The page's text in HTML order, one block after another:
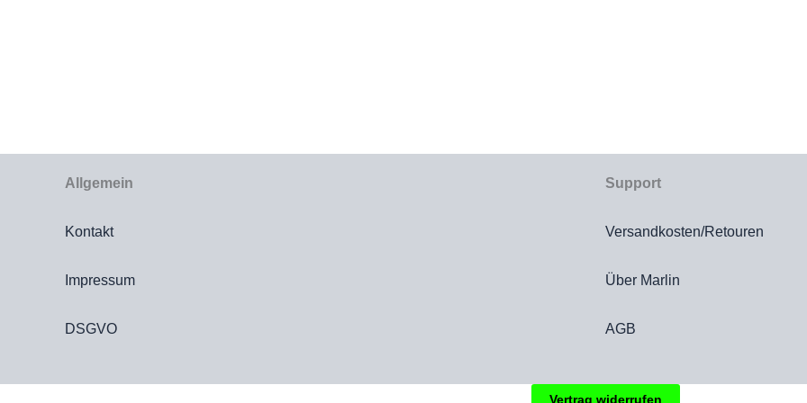
Allgemein
Kontakt
Impressum
DSGVO
Support
Versandkosten/Retouren
Über Marlin
AGB
Vertrag widerrufen